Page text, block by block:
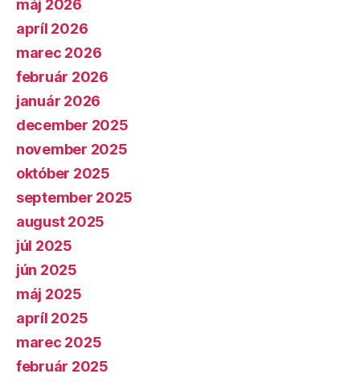
máj 2026
apríl 2026
marec 2026
február 2026
január 2026
december 2025
november 2025
október 2025
september 2025
august 2025
júl 2025
jún 2025
máj 2025
apríl 2025
marec 2025
február 2025